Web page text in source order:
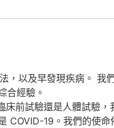
以及早發現疾病。
合經驗。
前試驗還是人體試驗
COVID-19。我們的使命